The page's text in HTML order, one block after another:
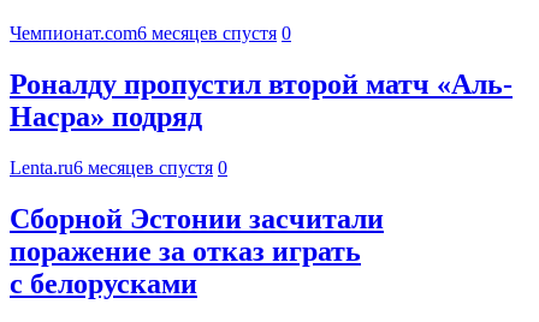
Чемпионат.com6 месяцев спустя 0
Роналду пропустил второй матч «Аль-
Насра» подряд
Lenta.ru6 месяцев спустя 0
Сборной Эстонии засчитали
поражение за отказ играть
с белорусками